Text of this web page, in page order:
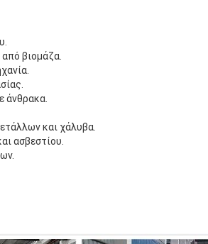
βιομάζα.
άνθρακα.
και χάλυβα.
ασβεστίου.